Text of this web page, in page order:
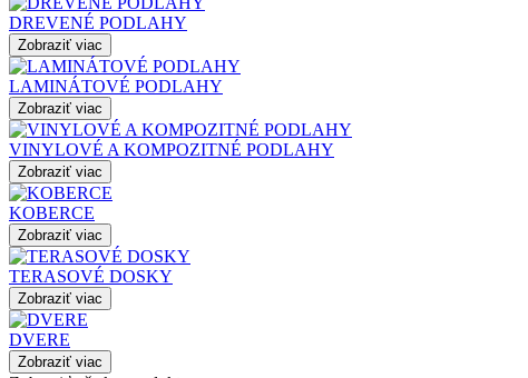
DREVENÉ PODLAHY
Zobraziť viac
LAMINÁTOVÉ PODLAHY
Zobraziť viac
VINYLOVÉ A KOMPOZITNÉ PODLAHY
Zobraziť viac
KOBERCE
Zobraziť viac
TERASOVÉ DOSKY
Zobraziť viac
DVERE
Zobraziť viac